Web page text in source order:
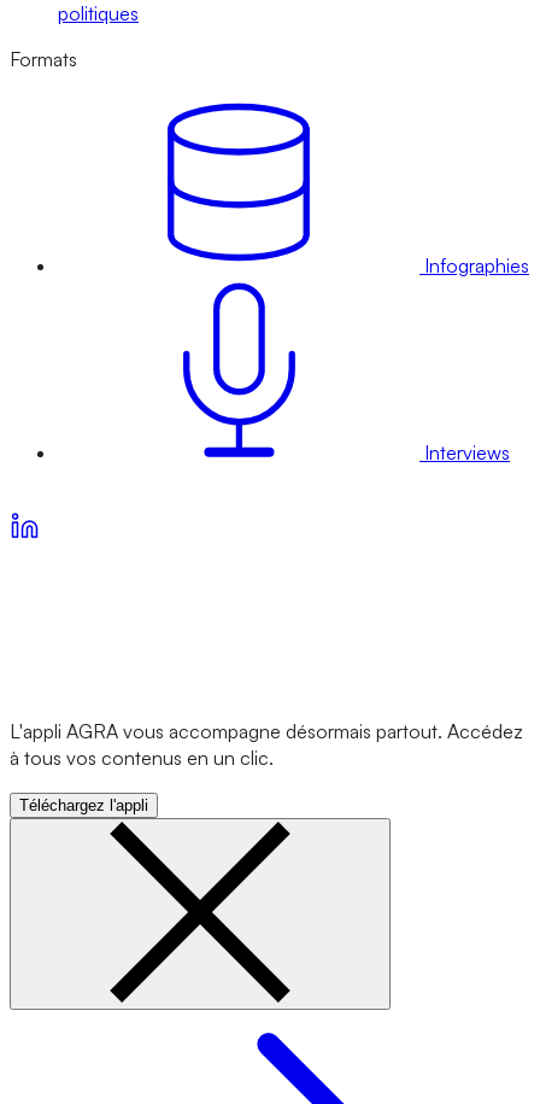
politiques
Formats
Infographies
Interviews
L'appli AGRA vous accompagne désormais partout. Accédez
à tous vos contenus en un clic.
Téléchargez l'appli